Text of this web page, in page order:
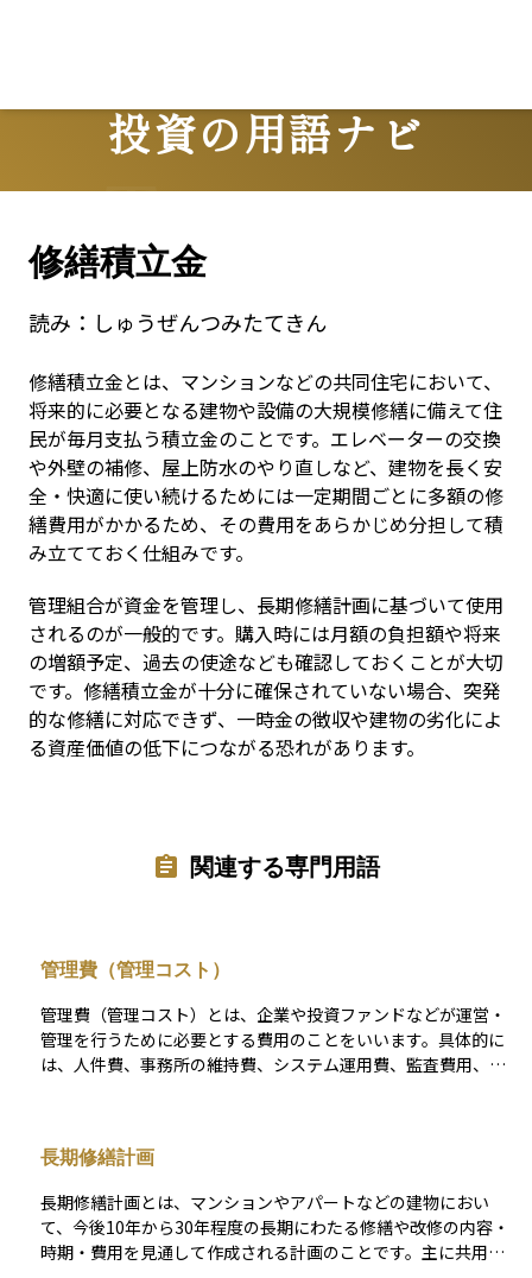
投資の用語ナビ
Terms
修繕積立金
読み： しゅうぜんつみたてきん
修繕積立金とは、マンションなどの共同住宅において、
将来的に必要となる建物や設備の大規模修繕に備えて住
民が毎月支払う積立金のことです。エレベーターの交換
や外壁の補修、屋上防水のやり直しなど、建物を長く安
全・快適に使い続けるためには一定期間ごとに多額の修
繕費用がかかるため、その費用をあらかじめ分担して積
み立てておく仕組みです。
管理組合が資金を管理し、長期修繕計画に基づいて使用
されるのが一般的です。購入時には月額の負担額や将来
の増額予定、過去の使途なども確認しておくことが大切
です。修繕積立金が十分に確保されていない場合、突発
的な修繕に対応できず、一時金の徴収や建物の劣化によ
る資産価値の低下につながる恐れがあります。
関連する専門用語
管理費（管理コスト）
管理費（管理コスト）とは、企業や投資ファンドなどが運営・
管理を行うために必要とする費用のことをいいます。具体的に
は、人件費、事務所の維持費、システム運用費、監査費用、法
生します。 これは投資の実質的なコストに影響を与えるため、
投資家にとっては注意すべき項目となります。また、企業経営
においても、管理費を効率よく抑えることで収益性の向上が図
られることがあります。つまり、管理費は「見えにくいコス
ト」ですが、資産運用の成果や企業の競争力に直結する重要な
長期修繕計画
長期修繕計画とは、マンションやアパートなどの建物におい
て、今後10年から30年程度の長期にわたる修繕や改修の内容・
時期・費用を見通して作成される計画のことです。主に共用部